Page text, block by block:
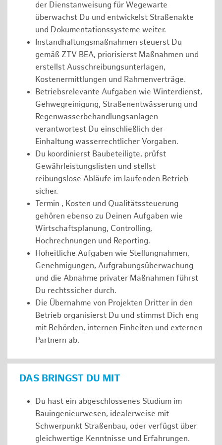
der Dienstanweisung für Wegewarte
überwachst Du und entwickelst Straßenakte
und Dokumentationssysteme weiter.
Instandhaltungsmaßnahmen steuerst Du
gemäß ZTV BEA, priorisierst Maßnahmen und
erstellst Ausschreibungsunterlagen,
Kostenermittlungen und Rahmenverträge.
Betriebsrelevante Aufgaben wie Winterdienst,
Gehwegreinigung, Straßenentwässerung und
Regenwasserbehandlungsanlagen
verantwortest Du einschließlich der
Einhaltung wasserrechtlicher Vorgaben.
Du koordinierst Baubeteiligte, prüfst
Gewährleistungslisten und stellst
reibungslose Abläufe im laufenden Betrieb
sicher.
Termin , Kosten und Qualitätssteuerung
gehören ebenso zu Deinen Aufgaben wie
Wirtschaftsplanung, Controlling,
Hochrechnungen und Reporting.
Hoheitliche Aufgaben wie Stellungnahmen,
Genehmigungen, Aufgrabungsüberwachung
und die Abnahme privater Maßnahmen führst
Du rechtssicher durch.
Die Übernahme von Projekten Dritter in den
Betrieb organisierst Du und stimmst Dich eng
mit Behörden, internen Einheiten und externen
Partnern ab.
DAS BRINGST DU MIT
Du hast ein abgeschlossenes Studium im
Bauingenieurwesen, idealerweise mit
Schwerpunkt Straßenbau, oder verfügst über
gleichwertige Kenntnisse und Erfahrungen.